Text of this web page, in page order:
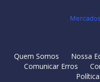
Mercados
Quem Somos Nossa
Comunicar Erros